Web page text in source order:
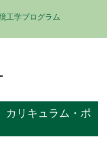
工学プログラム
リキュラム・ポ